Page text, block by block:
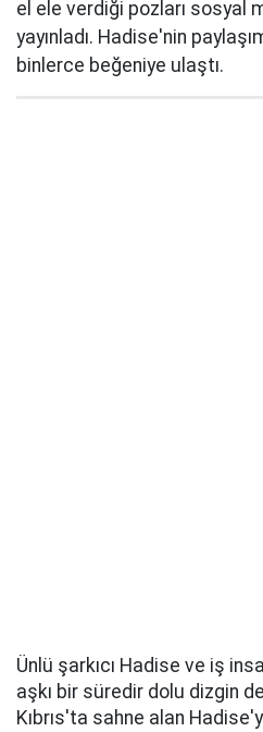
el ele verdiği pozları sosyal
yayınladı. Hadise'nin
binlerce beğeniye ulaştı.
Ünlü şarkıcı Hadise ve iş
aşkı bir süredir dolu dizgin
Kıbrıs'ta sahne alan